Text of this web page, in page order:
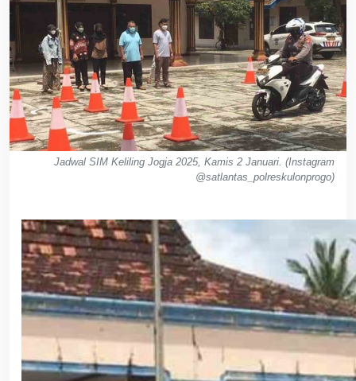
Jadwal SIM Keliling Jogja 2025, Kamis 2 Januari. (Instagram
@satlantas_polreskulonprogo)